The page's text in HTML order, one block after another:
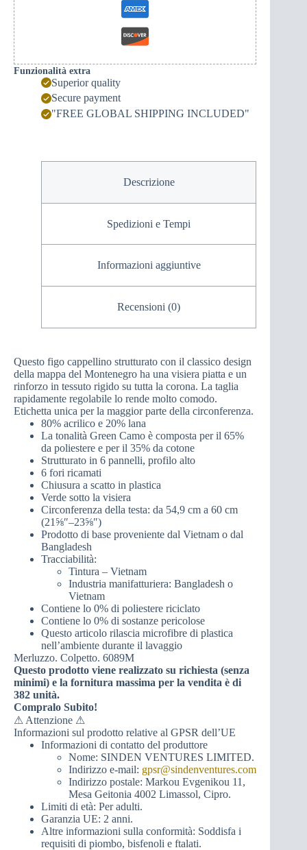
Funzionalità extra
Superior quality
Secure payment
"FREE GLOBAL SHIPPING INCLUDED"
Descrizione
Spedizioni e Tempi
Informazioni aggiuntive
Recensioni (0)
Questo figo cappellino strutturato con il classico design
della mappa del Montenegro ha una visiera piatta e un
rinforzo in tessuto rigido su tutta la corona. La taglia
rapidamente regolabile lo rende molto comodo.
Etichetta unica per la maggior parte della circonferenza.
80% acrilico e 20% lana
La tonalità Green Camo è composta per il 65%
da poliestere e per il 35% da cotone
Strutturato in 6 pannelli, profilo alto
6 fori ricamati
Chiusura a scatto in plastica
Verde sotto la visiera
Circonferenza della testa: da 54,9 cm a 60 cm
(21⅝″–23⅝″)
Prodotto di base proveniente dal Vietnam o dal
Bangladesh
Tracciabilità:
Tintura – Vietnam
Industria manifatturiera: Bangladesh o
Vietnam
Contiene lo 0% di poliestere riciclato
Contiene lo 0% di sostanze pericolose
Questo articolo rilascia microfibre di plastica
nell’ambiente durante il lavaggio
Merluzzo. Colpetto. 6089M
Questo prodotto viene realizzato su richiesta (senza
minimi) e la fornitura massima per la vendita è di
382 unità.
Compralo Subito!
⚠ Attenzione ⚠
Informazioni sul prodotto relative al GPSR dell’UE
Informazioni di contatto del produttore
Nome: SINDEN VENTURES LIMITED.
Indirizzo e-mail: gpsr@sindenventures.com
Indirizzo postale: Markou Evgenikou 11,
Mesa Geitonia 4002 Limassol, Cipro.
Limiti di età: Per adulti.
Garanzia UE: 2 anni.
Altre informazioni sulla conformità: Soddisfa i
requisiti di piombo, bisfenoli e ftalati.